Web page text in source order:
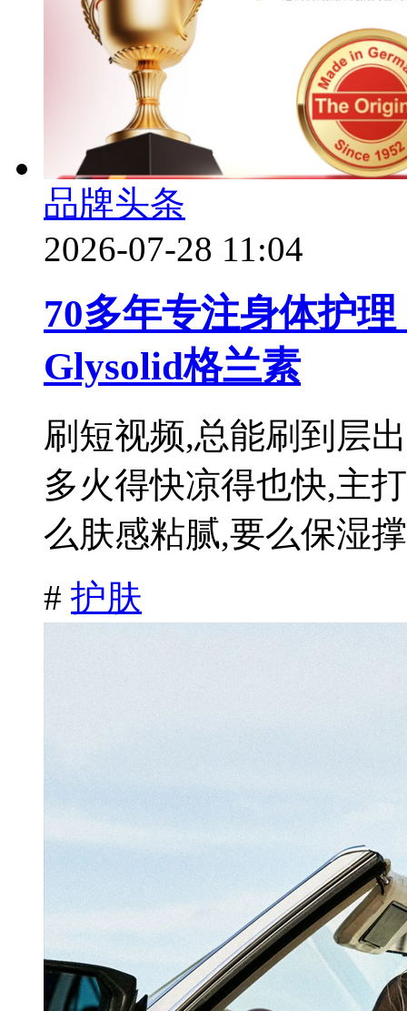
品牌头条
2026-07-28 11:04
70多年专注身体护
Glysolid格兰素
刷短视频,总能刷到层
多火得快凉得也快,主
么肤感粘腻,要么保湿
# 护肤